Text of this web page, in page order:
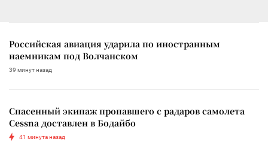
Российская авиация ударила по иностранным
наемникам под Волчанском
39 минут назад
Спасенный экипаж пропавшего с радаров самолета
Cessna доставлен в Бодайбо
41 минута назад